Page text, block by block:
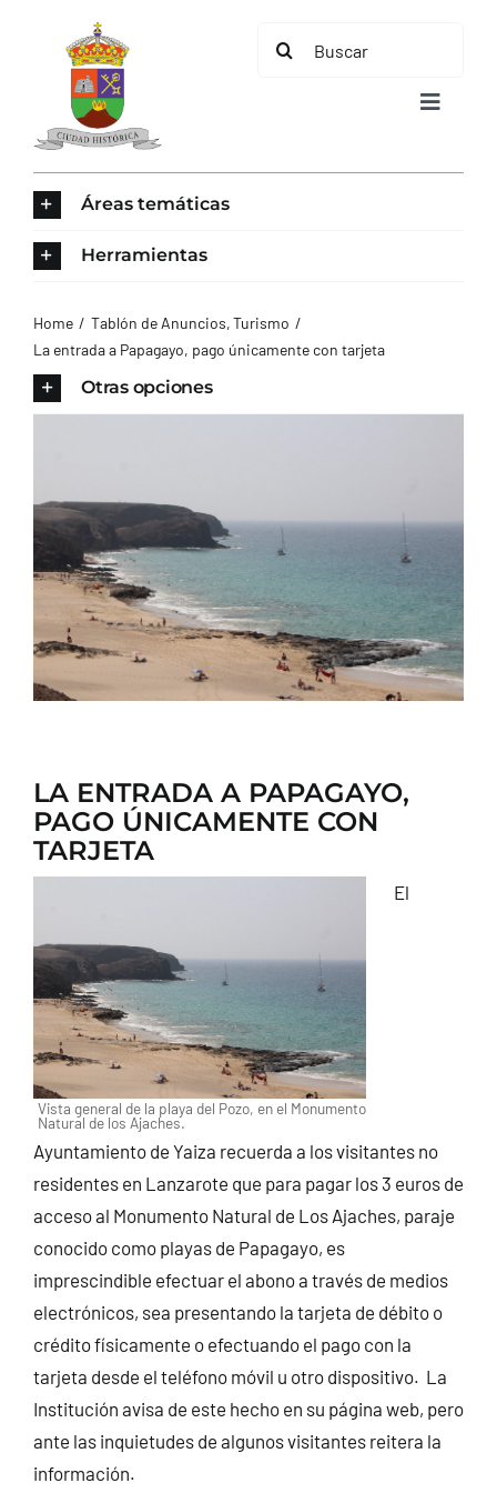
contenido
Buscar:
Toggle
AYUNTAMIENTO
CONTACTO
Áreas temáticas
Herramientas
Home Tablón de Anuncios Turismo
La entrada a Papagayo, pago únicamente con tarjeta
Otras opciones
LA ENTRADA A PAPAGAYO,
PAGO ÚNICAMENTE CON
TARJETA
Vista general de la playa del Pozo, en el Monumento
Natural de los Ajaches.
El
Ayuntamiento de Yaiza recuerda a los visitantes no
residentes en Lanzarote que para pagar los 3 euros de
acceso al Monumento Natural de Los Ajaches, paraje
conocido como playas de Papagayo, es
imprescindible efectuar el abono a través de medios
electrónicos, sea presentando la tarjeta de débito o
crédito físicamente o efectuando el pago con la
tarjeta desde el teléfono móvil u otro dispositivo. La
Institución avisa de este hecho en su página web, pero
ante las inquietudes de algunos visitantes reitera la
información.